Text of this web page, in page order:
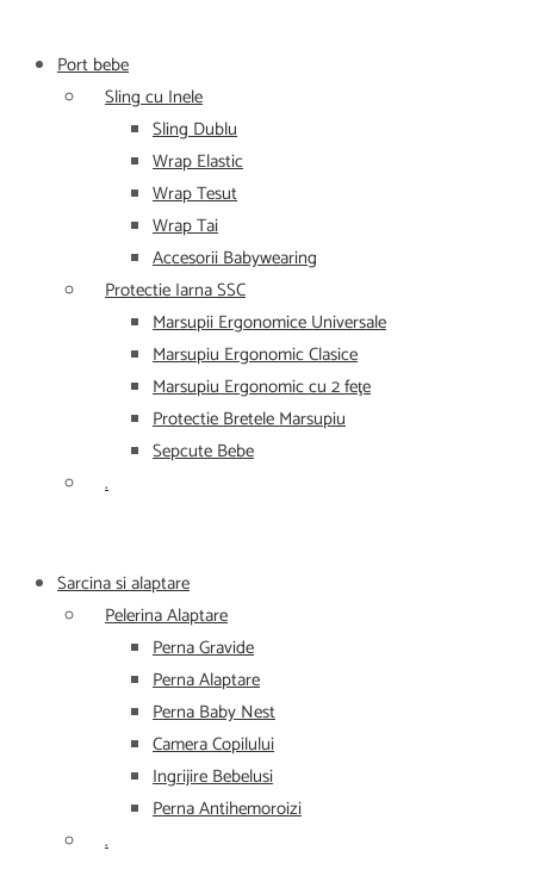
Port bebe
Sling cu Inele
Sling Dublu
Wrap Elastic
Wrap Tesut
Wrap Tai
Accesorii Babywearing
Protectie Iarna SSC
Marsupii Ergonomice Universale
Marsupiu Ergonomic Clasice
Marsupiu Ergonomic cu 2 feţe
Protectie Bretele Marsupiu
Sepcute Bebe
.
Sarcina si alaptare
Pelerina Alaptare
Perna Gravide
Perna Alaptare
Perna Baby Nest
Camera Copilului
Ingrijire Bebelusi
Perna Antihemoroizi
.